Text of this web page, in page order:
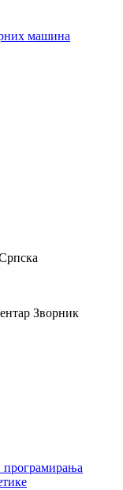
машина
Зворник
програмирања